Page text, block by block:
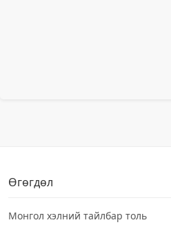
Өгөгдөл
Монгол хэлний тайлбар толь